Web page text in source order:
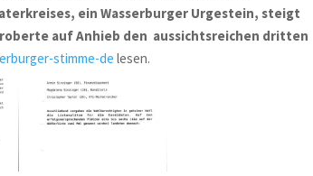
ein Wasserburger Urgestein, steigt
auf Anhieb den aussichtsreichen dritten
stimme-de lesen.